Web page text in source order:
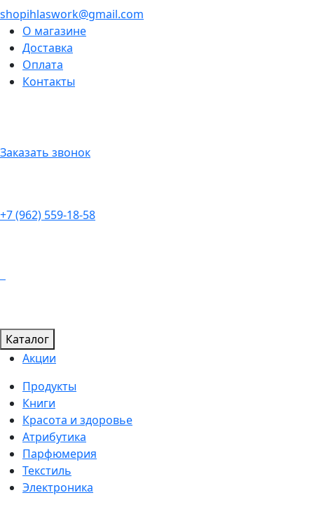
shopihlaswork@gmail.com
О магазине
Доставка
Оплата
Контакты
Заказать звонок
+7 (962) 559-18-58
Каталог
Акции
Продукты
Книги
Красота и здоровье
Атрибутика
Парфюмерия
Текстиль
Электроника